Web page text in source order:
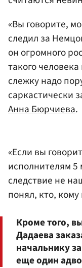
«Вы говорите,
следил за
он огромного
такого
слежку надо
саркастически
Анна Бюрчиева.
«Если вы
исполнителям 5
следствие не
понял, кто,
Кроме того,
Дадаева
начальнику
еще один